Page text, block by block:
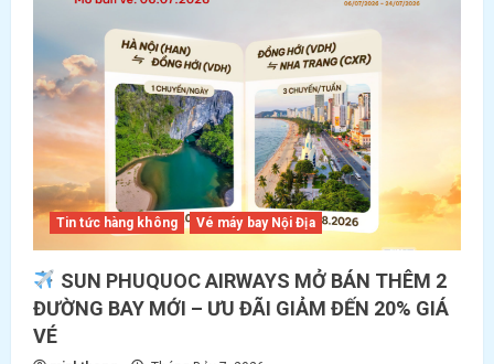
Tin tức hàng không Vé máy bay Nội Địa
SUN PHUQUOC AIRWAYS MỞ BÁN THÊM 2
ĐƯỜNG BAY MỚI – ƯU ĐÃI GIẢM ĐẾN 20% GIÁ
VÉ